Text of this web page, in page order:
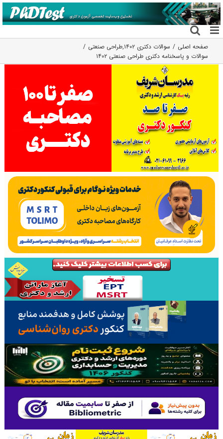
رفتن
به
محتوا
صفحه اصلی سوالات دکتری ۱۴۰۲ ,طراحی صنعتی
سوالات و پاسخنامه دکتری طراحی صنعتی ۱۴۰۲